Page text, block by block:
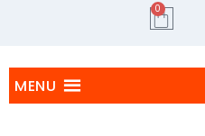
0
MENU